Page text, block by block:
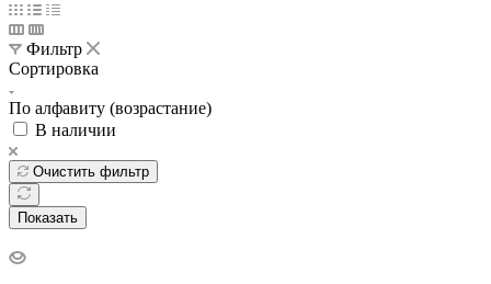
Фильтр
Сортировка
По алфавиту (возрастание)
В наличии
Очистить фильтр
Показать